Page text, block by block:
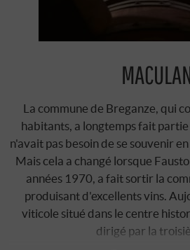
La commune de Breganze, qui
habitants, a longtemps fait
n'avait pas besoin de se souvenir
Mais cela a changé lorsque
années 1970, a fait sortir la
produisant d'excellents vins.
viticole situé dans le centre
dirigé par la